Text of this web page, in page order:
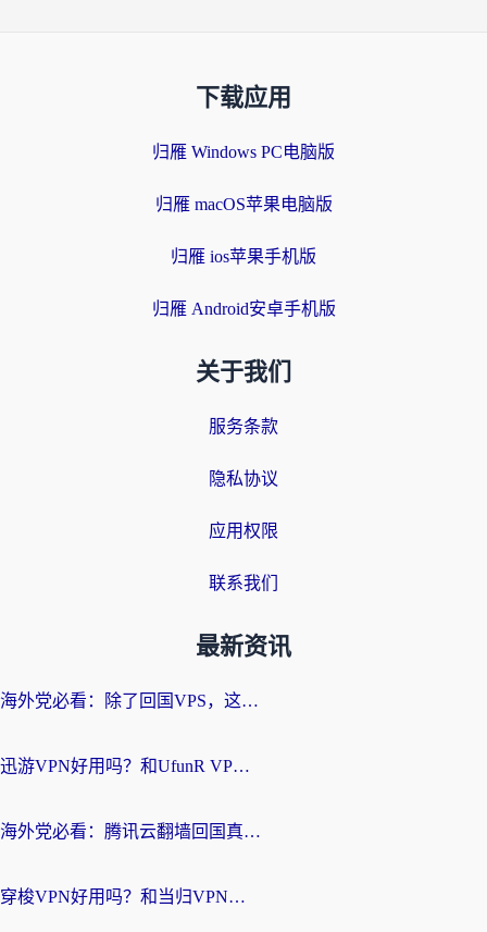
下载应用
归雁 Windows PC电脑版
归雁 macOS苹果电脑版
归雁 ios苹果手机版
归雁 Android安卓手机版
关于我们
服务条款
隐私协议
应用权限
联系我们
最新资讯
海外党必看：除了回国VPS，这样选加速器也能无缝刷国内资源？
迅游VPN好用吗？和UfunR VPN对比哪个回国效果更好？海外党亲测避坑指南
海外党必看：腾讯云翻墙回国真的好用吗？+ 3步选对回国加速器指南
穿梭VPN好用吗？和当归VPN对比哪个回国效果更好？海外党亲测实用指南